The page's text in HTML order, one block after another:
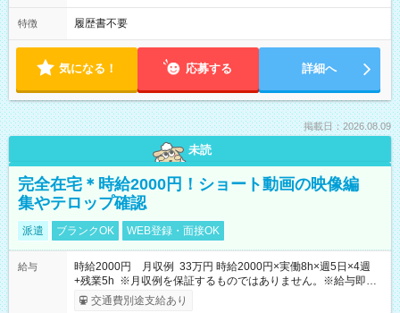
特徴 履歴書不要
気になる！ 応募する 詳細へ
掲載日：2026.08.09
未読
完全在宅＊時給2000円！ショート動画の映像編
集やテロップ確認
派遣 ブランクOK WEB登録・面接OK
給与
時給2000円 月収例 33万円 時給2000円×実働8h×週5日×4週
+残業5h ※月収例を保証するものではありません。※給与即受
取りサービス利用可（利用条件有）
交通費別途支給あり